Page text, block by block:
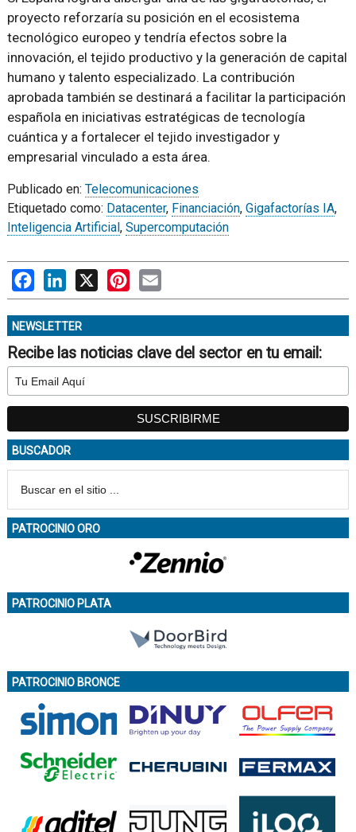
proyecto reforzaría su posición en el ecosistema
tecnológico europeo y tendría efectos sobre la
innovación, el tejido productivo y la generación de capital
humano y talento especializado. La contribución
aprobada también se destinará a facilitar la participación
española en iniciativas estratégicas de tecnología
cuántica y a fortalecer el tejido investigador y
empresarial vinculado a esta área.
Publicado en: Telecomunicaciones
Etiquetado como: Datacenter, Financiación, Gigafactorías IA,
Inteligencia Artificial, Supercomputación
FacebookLinkedIn
X PinterestEmail
NEWSLETTER
Recibe las noticias clave del sector en tu email:
BUSCADOR
PATROCINIO ORO
PATROCINIO PLATA
PATROCINIO BRONCE